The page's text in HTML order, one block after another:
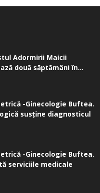
Adormirii Maicii
două săptămâni în...
-Ginecologie Buftea.
susţine diagnosticul
-Ginecologie Buftea.
serviciile medicale